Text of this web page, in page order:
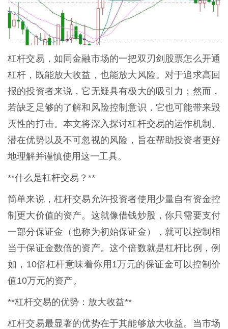
杠杆交易，如同金融市场的一把双刃剑股票怎么开通
杠杆，既能放大收益，也能放大风险。对于追求高回
报的投资者来说，它无疑具有极大的吸引力；然而，
若缺乏足够的了解和风险控制意识，它也可能带来毁
灭性的打击。本文将深入探讨杠杆交易的运作机制、
潜在优势以及不可忽视的风险，旨在帮助投资者更好
地理解并谨慎使用这一工具。
**什么是杠杆交易？**
简单来说，杠杆交易允许投资者使用少量自有资金控
制更大价值的资产。这就像借钱炒股，你只需要支付
一部分保证金（也称为初始保证金），就可以控制相
当于保证金数倍的资产。这个倍数就是杠杆比例，例
如，10倍杠杆意味着你用1万元的保证金可以控制价
值10万元的资产。
**杠杆交易的优势：放大收益**
杠杆交易最显著的优势在于其能够放大收益。当市场